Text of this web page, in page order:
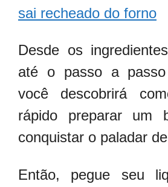
sai recheado do forno
Desde os
até o passo a
você descobrirá
rápido preparar um
conquistar o paladar
Então, pegue seu